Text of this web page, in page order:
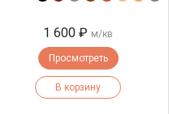
1 600 ₽ м/кв
Просмотреть
В корзину